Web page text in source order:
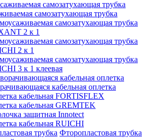
самозатухающая трубка
самозатухающая трубка
2 к 1
самозатухающая трубка
2 к 1
самозатухающая трубка
3 к 1 клеевая
кабельная оплетка
кабельная FORTISFLEX
кабельная GREMTEK
защитная Innotect
кабельная RUICHI
Фторопластовая трубка